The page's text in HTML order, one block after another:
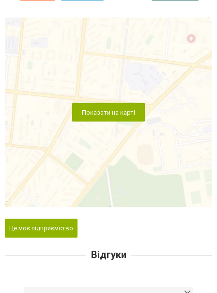
Показати на карті
Це моє підприємство
Відгуки